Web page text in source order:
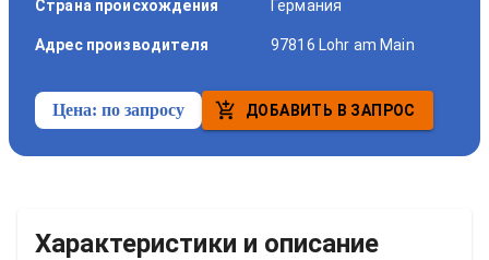
Страна происхождения Германия
Адрес производителя 97816 Lohr am Main
Цена: по запросу ДОБАВИТЬ В ЗАПРОС
Характеристики и описание